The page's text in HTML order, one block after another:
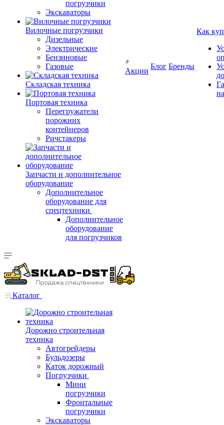
погрузчики
Экскаваторы
Вилочные погрузчики
Дизельные
Электрические
Бензиновые
Газовые
Складская техника
Портовая техника
Перегружатели
порожних
контейнеров
Ричстакеры
Запчасти и дополнительное
оборудование
Дополнительное
оборудование для
спецтехники
Дополнительное
оборудование
для погрузчиков
Акции
Блог Бренды
Как
Каталог
Дорожно строительная
техника
Автогрейдеры
Бульдозеры
Каток дорожный
Погрузчики
Мини
погрузчики
Фронтальные
погрузчики
Экскаваторы